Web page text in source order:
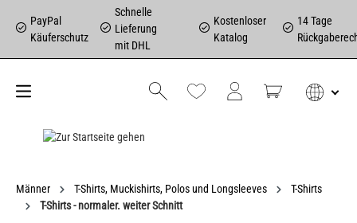
PayPal
Käuferschutz
Schnelle
Lieferung
mit DHL
Kostenloser
Katalog
14 Tage
Männer T-Shirts, Muckishirts, Polos und Longsleeves
T-Shirts
T-Shirts - normaler. weiter Schnitt